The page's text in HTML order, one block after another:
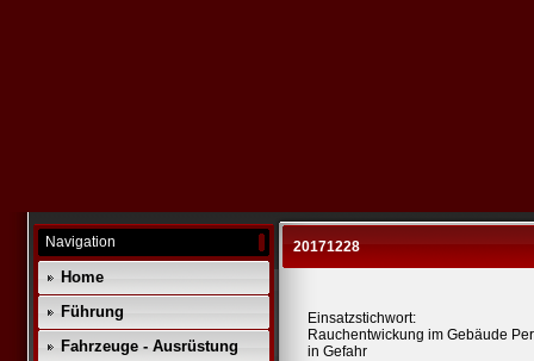
Navigation
Home
Führung
Fahrzeuge - Ausrüstung
20171228
Einsatzstichwort:
Rauchentwickung im Gebäude
in Gefahr